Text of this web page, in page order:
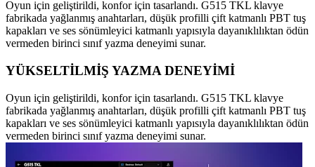
Oyun için geliştirildi, konfor için tasarlandı. G515 TKL klavye
fabrikada yağlanmış anahtarları, düşük profilli çift katmanlı PBT tuş
kapakları ve ses sönümleyici katmanlı yapısıyla dayanıklılıktan ödün
vermeden birinci sınıf yazma deneyimi sunar.
YÜKSELTİLMİŞ YAZMA DENEYİMİ
Oyun için geliştirildi, konfor için tasarlandı. G515 TKL klavye
fabrikada yağlanmış anahtarları, düşük profilli çift katmanlı PBT tuş
kapakları ve ses sönümleyici katmanlı yapısıyla dayanıklılıktan ödün
vermeden birinci sınıf yazma deneyimi sunar.